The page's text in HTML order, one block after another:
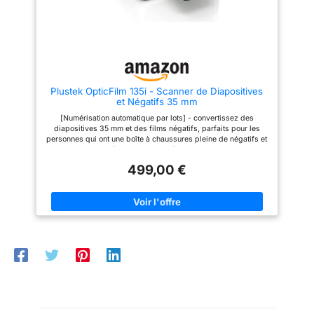
utilizzarlo senza unità
prodotto.
avanzata delle immagini.
[Supporta Windows e Mac OS]
chiavetta USB inclusa. L'utente
può facilmente installare e
disco ottico. Plustek fornisce
supporto tecnico a vita del tuo
prodotto.
une fonction matérielle bien
conçue et un traitement d'image
l'infrarouge intégré, iSRD, HDRi,
Histogramme 16 bits, Multi-
[Compatible avec Windows
7/8/10/11 et Mac OS] Clé USB
incluse. L'utilisateur peut
commencer à l'utiliser sans
lecteur de disque optique.
services d'experts basés aux
États-Unis par téléphone ou en
ligne.
Plustek OpticFilm 135i - Scanner de Diapositives
et Négatifs 35 mm
[Numérisation automatique par lots] - convertissez des
diapositives 35 mm et des films négatifs, parfaits pour les
personnes qui ont une boîte à chaussures pleine de négatifs et
de diapositives [Haute résolution] - 7200 x 7200 dpi (69
[Optimisation de l'image] - Le canal infrarouge intégré peut
et des diapositives originaux. Il est très utile pour éliminer les
défauts sans retoucher les images. [Prise en charge de
l'exportation vers un logiciel d'édition d'images tiers] - Par
et Mac OS 10.9.x ~ 12.x. L'utilisateur peut télécharger le pilote à
partir du site Web de Plustek. Le scanner a une garantie limitée
499,00 €